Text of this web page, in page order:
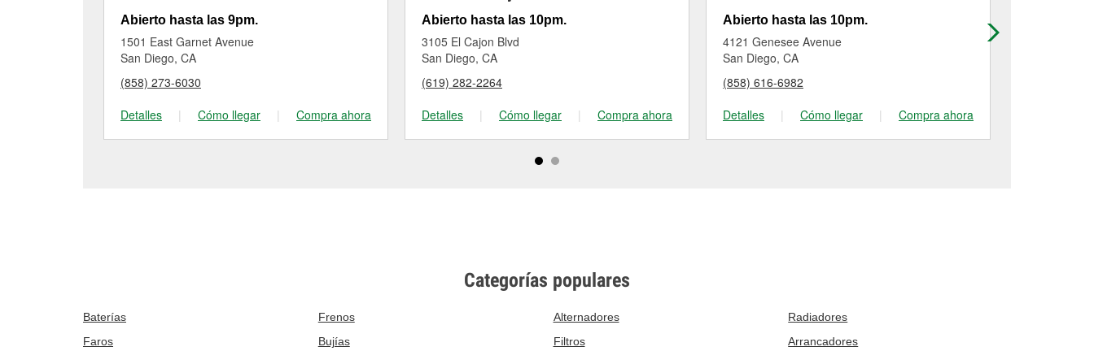
Abierto hasta las 9pm.
1501 East Garnet Avenue
San Diego, CA
(858) 273-6030
Detalles
| Cómo llegar | Compra ahora
Abierto hasta las 10pm.
3105 El Cajon Blvd
San Diego, CA
(619) 282-2264
Detalles
| Cómo llegar | Compra ahora
Abierto hasta las 10pm.
4121 Genesee Avenue
San Diego, CA
(858) 616-6982
Detalles
| Cómo llegar | Compra ahora
Categorías populares
Baterías Frenos Alternadores
Radiadores
Faros
Bujías Filtros Arrancadores